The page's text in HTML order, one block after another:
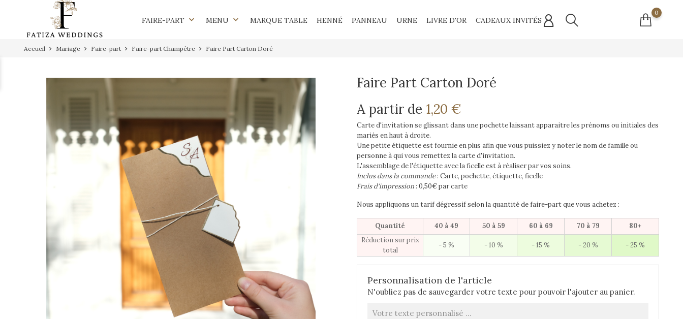
FAIRE-PART keyboard_arrow_down MENU keyboard_arrow_down MARQUE TABLE HENNÉ PANNEAU URNE LIVRE D'OR CADEAUX INVITÉS
0
Accueil Mariage Faire-part Faire-part Champêtre Faire Part Carton Doré
Faire Part Carton Doré
A partir de 1,20 €
Carte d'invitation se glissant dans une pochette laissant apparaitre les prénoms ou initiales des
mariés en haut à droite.
Une petite étiquette est fournie en plus afin que vous puissiez y noter le nom de famille ou
personne à qui vous remettez la carte d'invitation.
L'assemblage de l'étiquette avec la ficelle est à réaliser par vos soins.
Inclus dans la commande: Carte, pochette, étiquette, ficelle
Frais d'impression: 0,50€ par carte
Nous appliquons un tarif dégressif selon la quantité de faire-part que vous achetez :
Quantité 40 à 49 50 à 59 60 à 69 70 à 79
80+
Réduction sur prix
total
- 5 % - 10 % - 15 % - 20 % - 25 %
Personnalisation de l'article
N'oubliez pas de sauvegarder votre texte pour pouvoir l'ajouter au panier.